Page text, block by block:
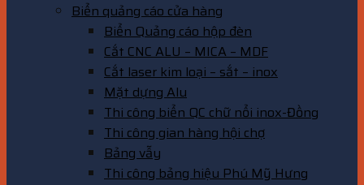
Biển quảng cáo cửa hàng
Biển Quảng cáo hộp đèn
Cắt CNC ALU – MICA – MDF
Cắt laser kim loại – sắt – inox
Mặt dựng Alu
Thi công biển QC chữ nổi inox-Đồng
Thi công gian hàng hội chợ
Bảng vẫy
Thi công bảng hiệu Phú Mỹ Hưng